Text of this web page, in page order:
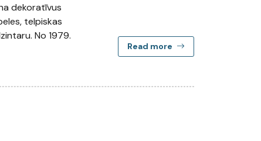
dekoratīvus
telpiskas
No 1979.
Read more